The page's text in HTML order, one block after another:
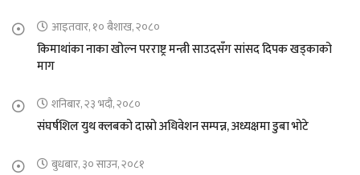
आइतवार, १० बैशाख, २०८०
किमाथांका नाका खोल्न परराष्ट्र मन्त्री साउदसँग सांसद दिपक खड्काको
माग
शनिबार, २३ भदौ, २०८०
संघर्षशिल युथ क्लबको दास्रो अधिवेशन सम्पन्न, अध्यक्षमा डुबा भोटे
बुधबार, ३० साउन, २०८१